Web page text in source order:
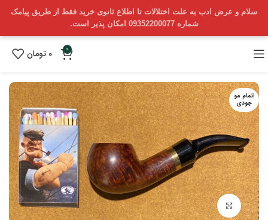
سلام و عرض ادب به علت اختلالات تا اطلاع ثانوی خرید فقط از طریق پیامک
شماره 09352200077 امکان پذیر است.
0
0 تومان
اتمام مو
جودی
بزرگنمایی تصویر